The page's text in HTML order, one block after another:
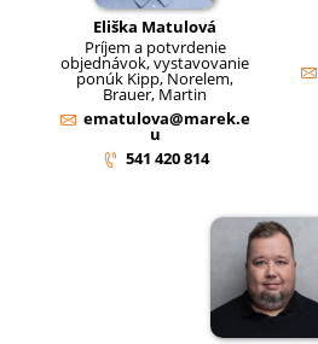
Eliška Matulová
Príjem a potvrdenie
objednávok, vystavovanie
ponúk Kipp, Norelem,
Brauer, Martin
ematulova@marek.e
u
541 420 814